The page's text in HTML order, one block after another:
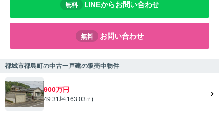
無料 LINEからお問い合わせ
無料 お問い合わせ
都城市都島町の中古一戸建の販売中物件
900万円
49.31坪(163.03㎡)